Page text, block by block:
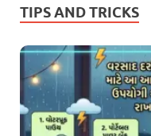
TIPS AND TRICKS